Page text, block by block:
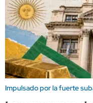
Impulsado por la fuerte